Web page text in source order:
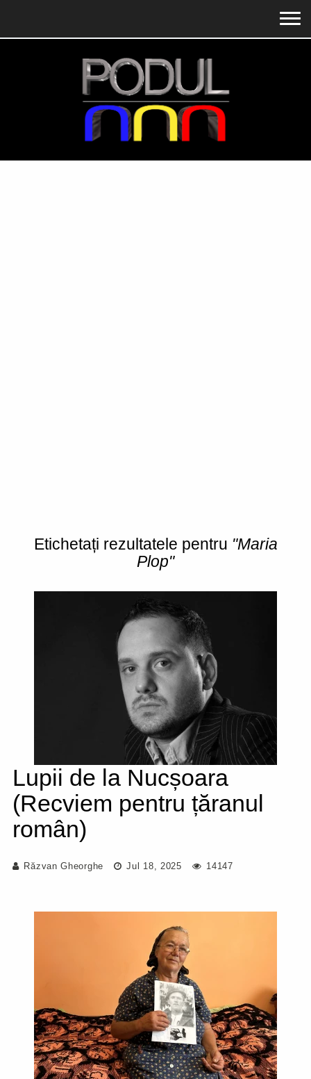
Etichetați rezultatele pentru "Maria
Plop"
Lupii de la Nucșoara
(Recviem pentru țăranul
român)
Răzvan Gheorghe Jul 18, 2025 14147